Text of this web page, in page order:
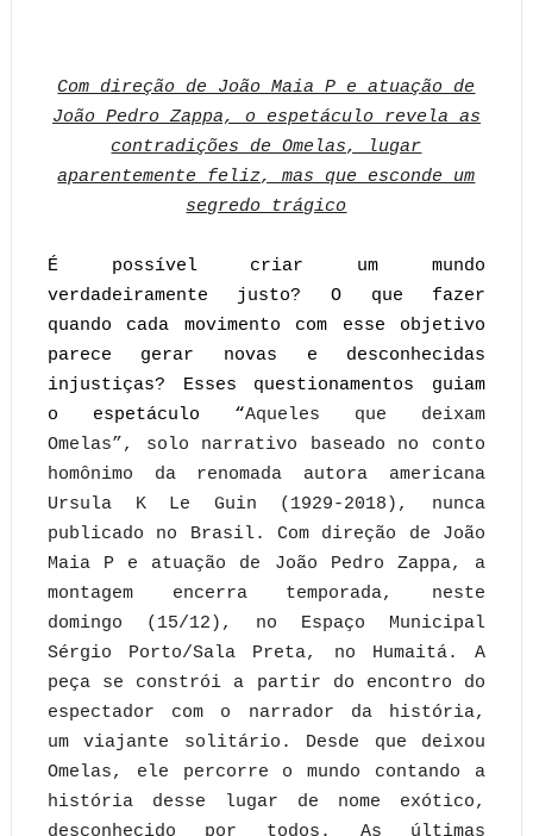
Com direção de João Maia P e atuação de
João Pedro Zappa, o espetáculo revela as
contradições de Omelas, lugar
aparentemente feliz, mas que esconde um
segredo trágico
É possível criar um mundo
verdadeiramente justo? O que fazer
quando cada movimento com esse objetivo
parece gerar novas e desconhecidas
injustiças? Esses questionamentos guiam
o espetáculo “Aqueles que deixam
Omelas”, solo narrativo baseado no conto
homônimo da renomada autora americana
Ursula K Le Guin (1929-2018), nunca
publicado no Brasil. Com direção de João
Maia P e atuação de João Pedro Zappa, a
montagem encerra temporada, neste
domingo (15/12), no Espaço Municipal
Sérgio Porto/Sala Preta, no Humaitá. A
peça se constrói a partir do encontro do
espectador com o narrador da história,
um viajante solitário. Desde que deixou
Omelas, ele percorre o mundo contando a
história desse lugar de nome exótico,
desconhecido por todos. As últimas